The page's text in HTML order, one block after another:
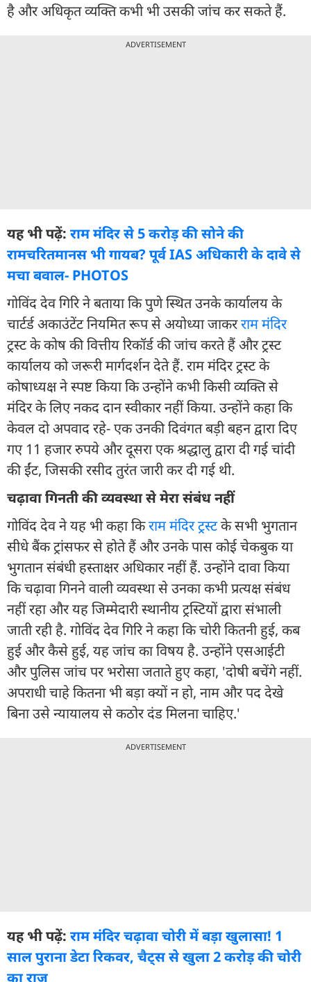
है और अधिकृत व्यक्ति कभी भी उसकी जांच कर सकते हैं.
ADVERTISEMENT
यह भी पढ़ें: राम मंदिर से 5 करोड़ की सोने की
रामचरितमानस भी गायब? पूर्व IAS अधिकारी के दावे से
मचा बवाल- PHOTOS
गोविंद देव गिरि ने बताया कि पुणे स्थित उनके कार्यालय के
चार्टर्ड अकाउंटेंट नियमित रूप से अयोध्या जाकरराम मंदिर
ट्रस्ट के कोष की वित्तीय रिकॉर्ड की जांच करते हैं और ट्रस्ट
कार्यालय को जरूरी मार्गदर्शन देते हैं. राम मंदिर ट्रस्ट के
कोषाध्यक्ष ने स्पष्ट किया कि उन्होंने कभी किसी व्यक्ति से
मंदिर के लिए नकद दान स्वीकार नहीं किया. उन्होंने कहा कि
केवल दो अपवाद रहे- एक उनकी दिवंगत बड़ी बहन द्वारा दिए
गए 11 हजार रुपये और दूसरा एक श्रद्धालु द्वारा दी गई चांदी
की ईंट, जिसकी रसीद तुरंत जारी कर दी गई थी.
चढ़ावा गिनती की व्यवस्था से मेरा संबंध नहीं
गोविंद देव ने यह भी कहा किराम मंदिर ट्रस्टके सभी भुगतान
सीधे बैंक ट्रांसफर से होते हैं और उनके पास कोई चेकबुक या
भुगतान संबंधी हस्ताक्षर अधिकार नहीं हैं. उन्होंने दावा किया
कि चढ़ावा गिनने वाली व्यवस्था से उनका कभी प्रत्यक्ष संबंध
नहीं रहा और यह जिम्मेदारी स्थानीय ट्रस्टियों द्वारा संभाली
जाती रही है. गोविंद देव गिरि ने कहा कि चोरी कितनी हुई, कब
हुई और कैसे हुई, यह जांच का विषय है. उन्होंने एसआईटी
और पुलिस जांच पर भरोसा जताते हुए कहा, 'दोषी बचेंगे नहीं.
अपराधी चाहे कितना भी बड़ा क्यों न हो, नाम और पद देखे
बिना उसे न्यायालय से कठोर दंड मिलना चाहिए.'
ADVERTISEMENT
यह भी पढ़ें: राम मंदिर चढ़ावा चोरी में बड़ा खुलासा! 1
साल पुराना डेटा रिकवर, चैट्स से खुला 2 करोड़ की चोरी
का राज